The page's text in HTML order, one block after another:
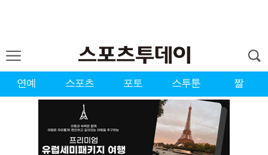
연예 스포츠 포토 스투툰 짤